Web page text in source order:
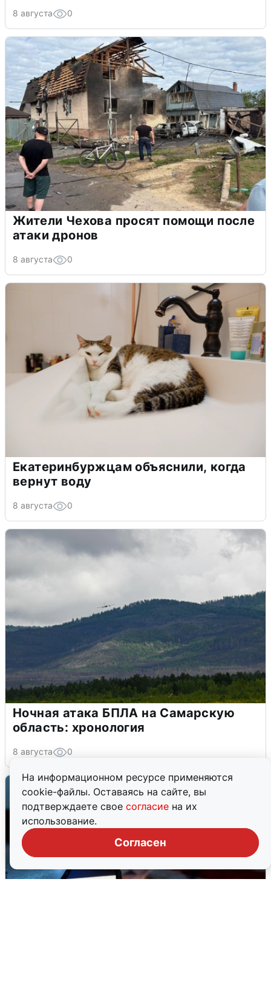
На информационном ресурсе применяются
cookie-файлы. Оставаясь на сайте, вы
подтверждаете свое согласие на их
использование.
Согласен
8 августа 0
Жители Чехова просят помощи после
атаки дронов
8 августа 0
Екатеринбуржцам объяснили, когда
вернут воду
8 августа 0
Ночная атака БПЛА на Самарскую
область: хронология
8 августа 0